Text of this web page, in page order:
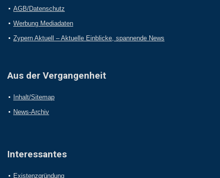
AGB/Datenschutz
Werbung Mediadaten
Zypern Aktuell – Aktuelle Einblicke, spannende News
Aus der Vergangenheit
Inhalt/Sitemap
News-Archiv
Interessantes
Existenzgründung